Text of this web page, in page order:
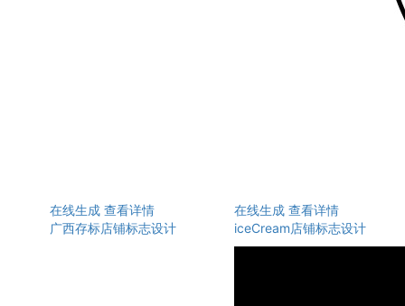
在线生成 查看详情
广西存标店铺标志设计
在线生成 查看详情
iceCream店铺标志设计